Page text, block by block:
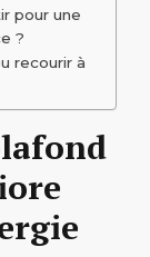
pour une
?
recourir à